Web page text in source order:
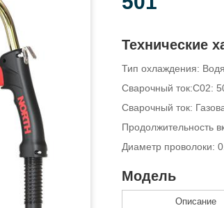
Технические
Тип охлаждения:
Сварочный ток:C02:
Сварочный ток:
Продолжительность
Диаметр проволоки:
Модель
Описание